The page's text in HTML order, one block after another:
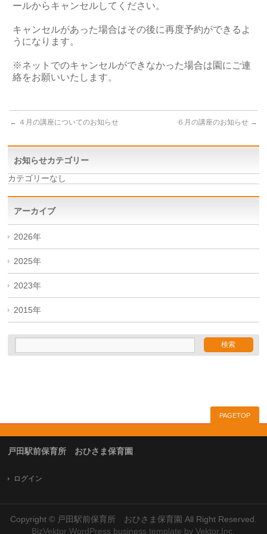
ールからキャンセルしてください。
キャンセルがあった場合はその後に再度予約ができるよ
うになります。
※ネットでのキャンセルができなかった場合は園にご連
絡をお願いいたします。
← ４月の講座についてのお知らせ ６月の講座のお知らせ →
お知らせカテゴリー
カテゴリーなし
アーカイブ
2026年
2025年
2023年
2015年
PAGETOP
戸田駅前保育所 おひさま保育園
ログイン
Copyright © 戸田駅前保育所 おひさま保育園 All Right Reserved.
BizVektor WordPress business template byVektor,Inc.